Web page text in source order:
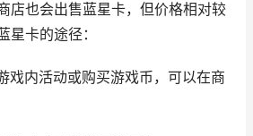
店也会出售蓝星卡，但价格相对较
星卡的途径：
戏内活动或购买游戏币，可以在商